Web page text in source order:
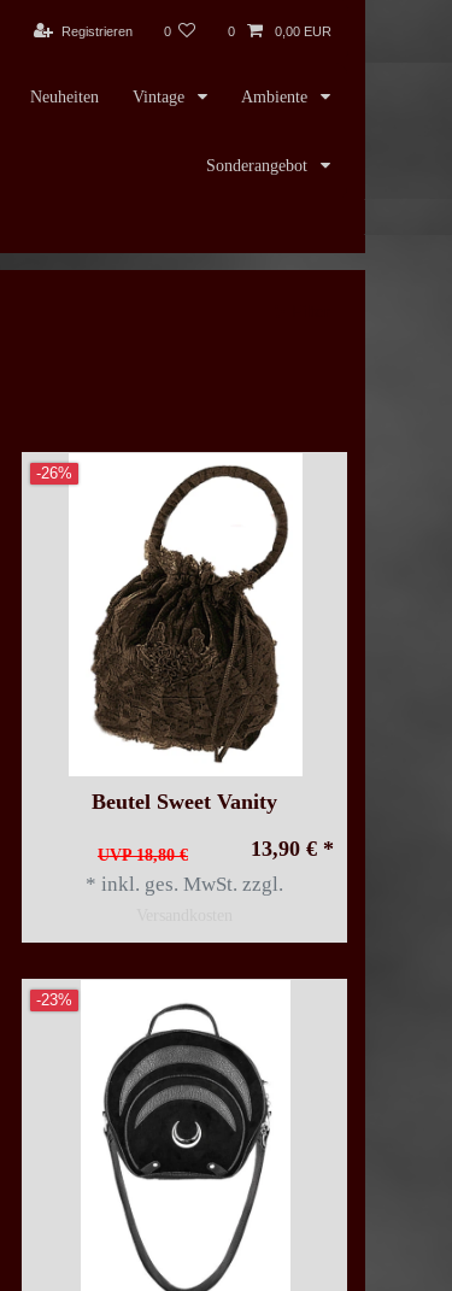
Registrieren 0 0 0,00 EUR
Neuheiten Vintage Ambiente
Sonderangebot
-26%
Beutel Sweet Vanity
UVP 18,80 € 13,90 € *
* inkl. ges. MwSt. zzgl.
-23%